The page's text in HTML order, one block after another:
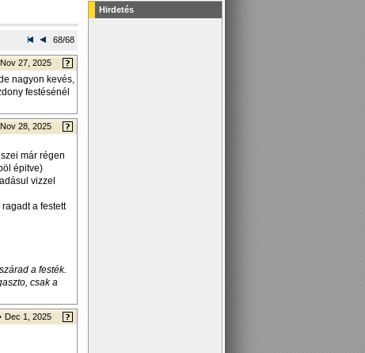
68/68
Nov 27, 2025
nagyon kevés,
festésénél
Nov 28, 2025
már régen
épitve)
vizzel
a festett
a festék.
csak a
Dec 1, 2025
Hirdetés